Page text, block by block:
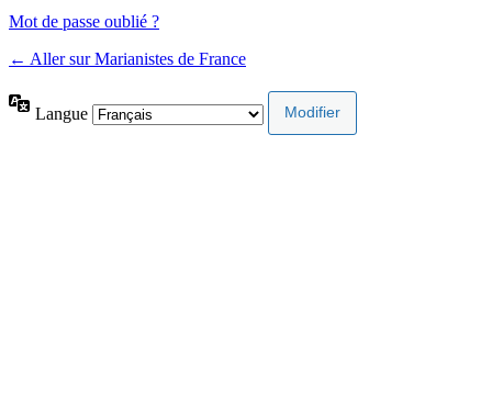
Mot de passe oublié ?
← Aller sur Marianistes de France
Langue